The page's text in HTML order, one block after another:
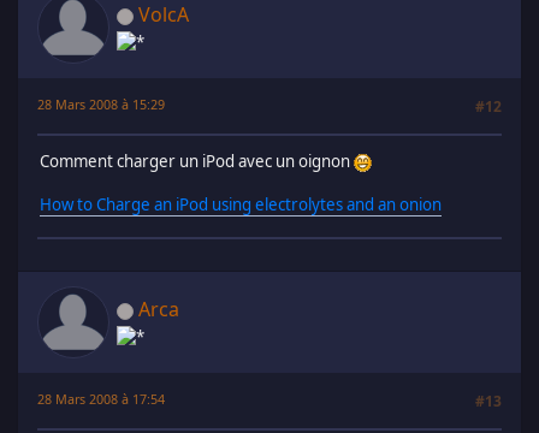
VolcA
28 Mars 2008 à 15:29 #12
Comment charger un iPod avec un oignon
How to Charge an iPod using electrolytes and an onion
Arca
28 Mars 2008 à 17:54 #13